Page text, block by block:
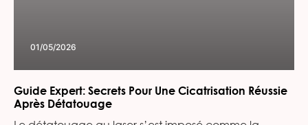
01/05/2026
Guide Expert: Secrets Pour Une Cicatrisation Réussie
Après Détatouage